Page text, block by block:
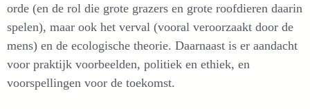
orde (en de rol die grote grazers en grote roofdieren daarin
spelen), maar ook het verval (vooral veroorzaakt door de
mens) en de ecologische theorie. Daarnaast is er aandacht
voor praktijk voorbeelden, politiek en ethiek, en
voorspellingen voor de toekomst.